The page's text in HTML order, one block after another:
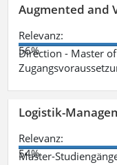
Augmented and
Relevanz:
56%
Direction - Master
Logistik-
Relevanz:
54%
Master-